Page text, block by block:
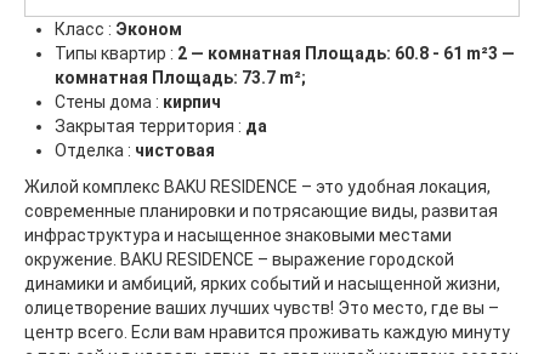
Класс : Эконом
Типы квартир : 2 — комнатная Площадь: 60.8 - 61 m²3 —
комнатная Площадь: 73.7 m²;
Стены дома : кирпич
Закрытая территория : да
Отделка : чистовая
Жилой комплекс BAKU RESIDENCE – это удобная локация,
современные планировки и потрясающие виды, развитая
инфраструктура и насыщенное знаковыми местами
окружение. BAKU RESIDENCE – выражение городской
динамики и амбиций, ярких событий и насыщенной жизни,
олицетворение ваших лучших чувств! Это место, где вы –
центр всего. Если вам нравится проживать каждую минуту